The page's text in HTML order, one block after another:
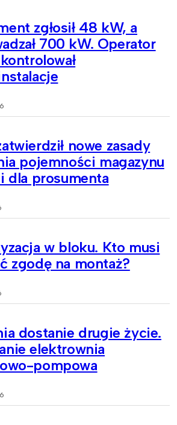
zgłosił 48 kW, a
700 kW. Operator
nowe zasady
pojemności magazynu
dla prosumenta
w bloku. Kto musi
zgodę na montaż?
dostanie drugie życie.
elektrownia
pompowa